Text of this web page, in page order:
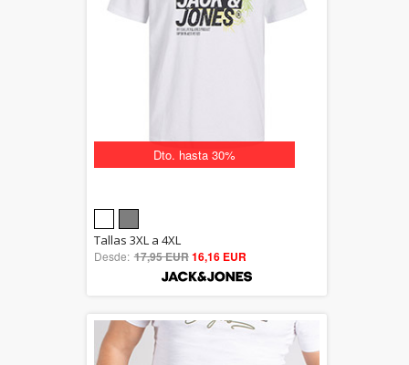
Dto. hasta 30%
5.00
out of 5
Tallas 3XL a 4XL
Desde: 17,95 EUR16,16 EUR